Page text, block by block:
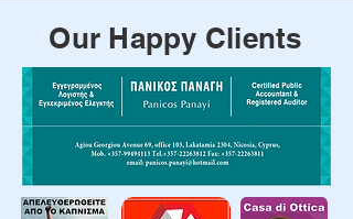
Our Happy Clients